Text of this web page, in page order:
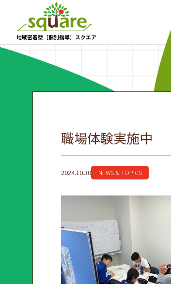
地域密着型［個別指導］スクエア
職場体験実施中
2024.10.30 NEWS & TOPICS